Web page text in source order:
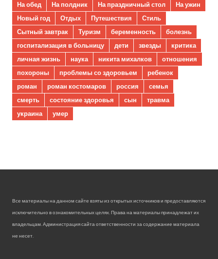
На обед
На полдник На праздничный стол
На ужин
Новый год
Отдых Путешествия
Стиль
Сытный завтрак
Туризм беременность
болезнь
госпитализация в больницу
дети звезды
критика
личная жизнь
наука никита михалков
отношения
похороны
проблемы со здоровьем
ребенок
роман
роман костомаров россия
семья
смерть
состояние здоровья сын
травма
украина
умер
Все материалы на данном сайте взяты из открытых источников и предоставляются
исключительно в ознакомительных целях. Права на материалы принадлежат их
владельцам. Администрация сайта ответственности за содержание материала
не несет.